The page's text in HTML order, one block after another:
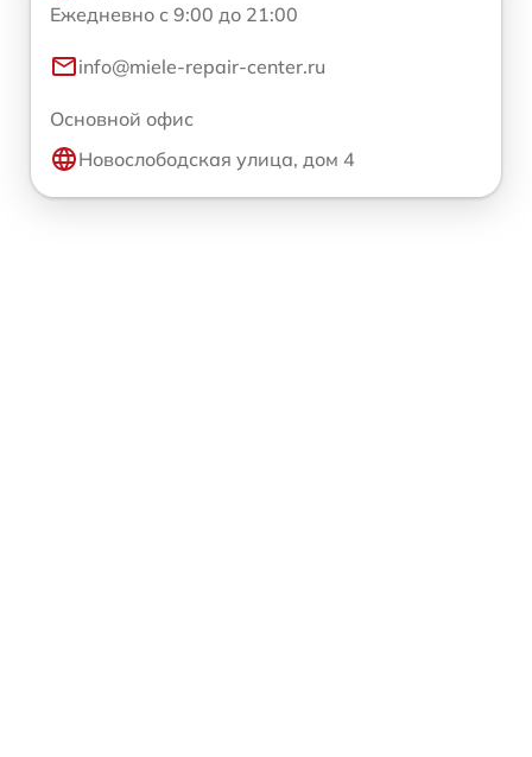
Ежедневно с 9:00 до 21:00
info@miele-repair-center.ru
Основной офис
Новослободская улица, дом 4